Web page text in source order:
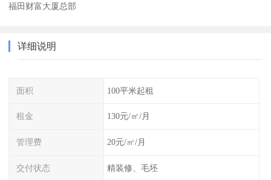
福田财富大厦总部
详细说明
面积 100平米起租
租金 130元/㎡/月
管理费 20元/㎡/月
交付状态 精装修、毛坯